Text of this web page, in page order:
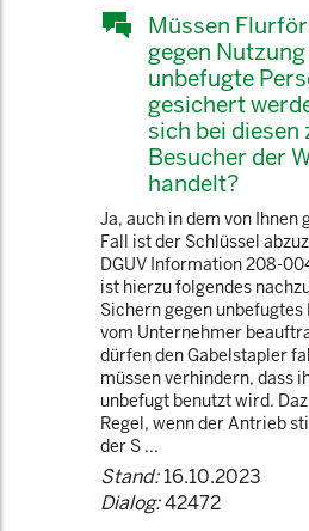
Müssen
gegen
unbefugte
gesichert
sich bei diesen
Besucher der
handelt?
Ja, auch in dem von Ihnen
Fall ist der Schlüssel
DGUV Information 208-
ist hierzu folgendes
Sichern gegen unbefugtes
vom Unternehmer
dürfen den Gabelstapler
müssen verhindern, dass
unbefugt benutzt wird.
Regel, wenn der Antrieb
der S ...
Stand:16.10.2023
Dialog:42472